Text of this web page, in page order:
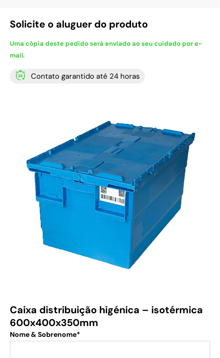
Solicite o aluguer do produto
Uma cópia deste pedido será enviado ao seu cuidado por e-
mail.
Contato garantido até 24 horas
Caixa distribuição higénica – isotérmica
600x400x350mm
Nome & Sobrenome*